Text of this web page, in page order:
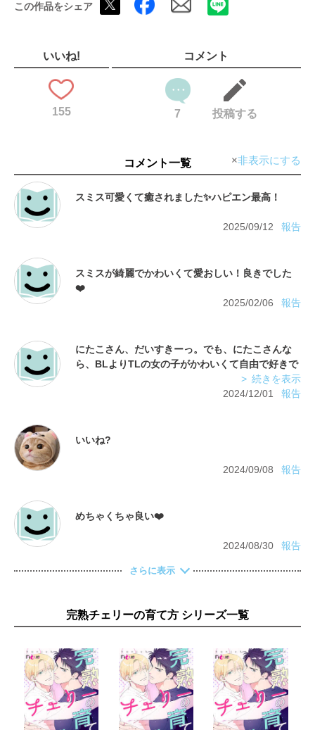
この作品をシェア
いいね!
155
コメント
7 投稿する
コメント一覧 非表示にする
2025/09/12 報告
スミスが綺麗でかわいくて愛おしい！良きでした
2025/02/06
報告
にたこさん、だいすきーっ。でも、にたこさんな
ら、BLよりTLの女の子がかわいくて自由で好きで
「ご主人様お戯れを〜」が一番好き！（ここに
続きを表示
2024/12/01
報告
2024/09/08 報告
2024/08/30 報告
さらに表示
完熟チェリーの育て方 シリーズ一覧